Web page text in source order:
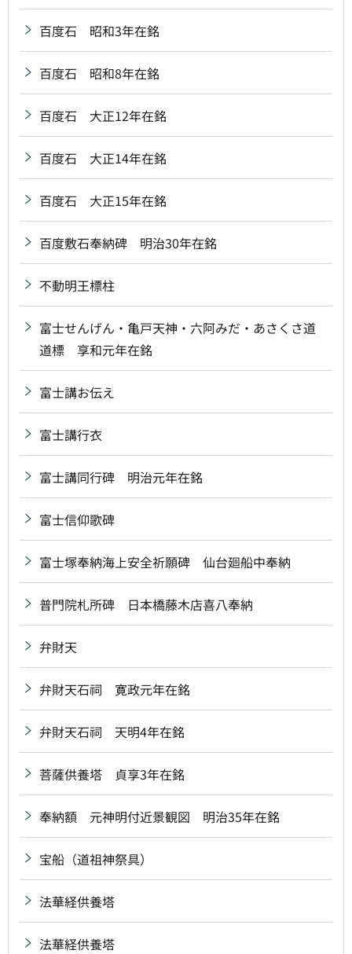
百度石 昭和3年在銘
百度石 昭和8年在銘
百度石 大正12年在銘
百度石 大正14年在銘
百度石 大正15年在銘
百度敷石奉納碑 明治30年在銘
不動明王標柱
富士せんげん・亀戸天神・六阿みだ・あさくさ道
道標 享和元年在銘
富士講お伝え
富士講行衣
富士講同行碑 明治元年在銘
富士信仰歌碑
富士塚奉納海上安全祈願碑 仙台廻船中奉納
普門院札所碑 日本橋藤木店喜八奉納
弁財天
弁財天石祠 寛政元年在銘
弁財天石祠 天明4年在銘
菩薩供養塔 貞享3年在銘
奉納額 元神明付近景観図 明治35年在銘
宝船（道祖神祭具）
法華経供養塔
法華経供養塔